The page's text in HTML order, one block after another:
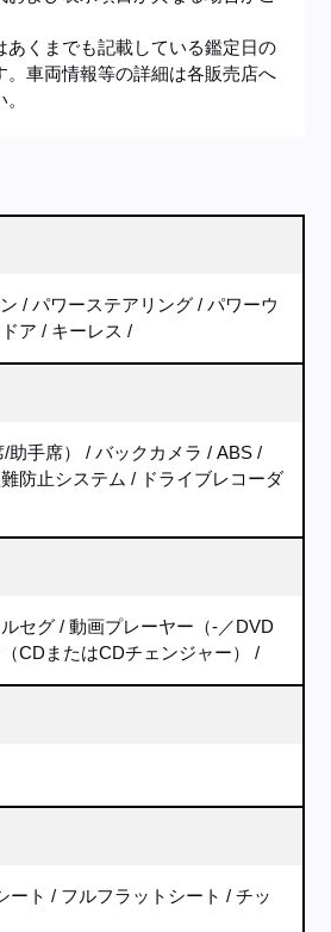
くまでも記載している鑑定日の
。車両情報等の詳細は各販売店へ
パワーステアリング
パワーウ
ア キーレス
手席） バックカメラ
ABS
防止システム
ドライブレコーダ
セグ
動画プレーヤー（-／DVD
CDまたはCDチェンジャー）
ート フルフラットシート
チッ